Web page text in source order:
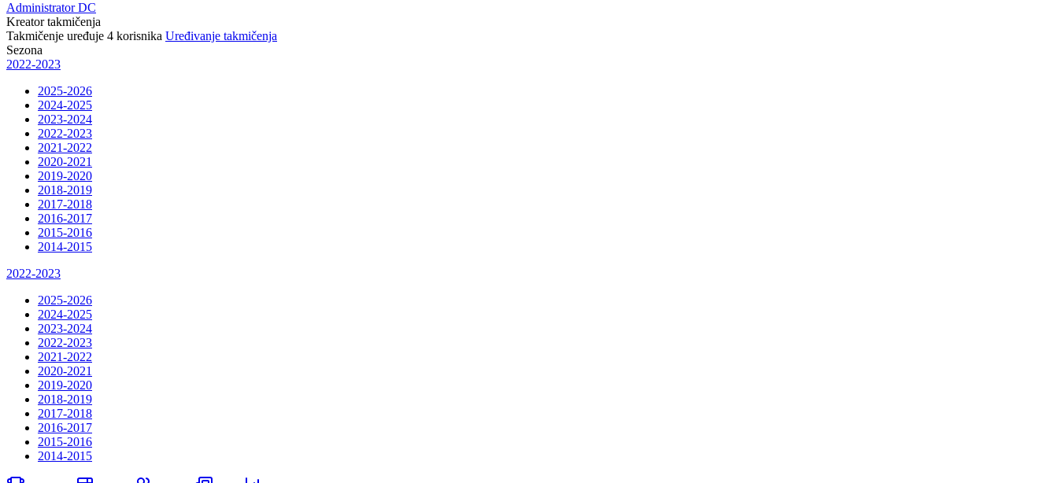
Administrator DC
Kreator takmičenja
Takmičenje uređuje 4 korisnika Uređivanje takmičenja
Sezona
2022-2023
2025-2026
2024-2025
2023-2024
2022-2023
2021-2022
2020-2021
2019-2020
2018-2019
2017-2018
2016-2017
2015-2016
2014-2015
2022-2023
2025-2026
2024-2025
2023-2024
2022-2023
2021-2022
2020-2021
2019-2020
2018-2019
2017-2018
2016-2017
2015-2016
2014-2015